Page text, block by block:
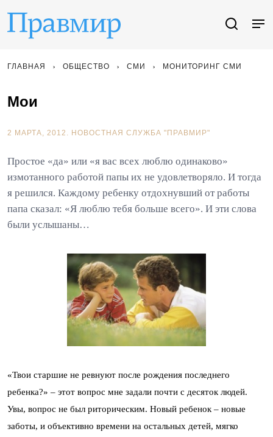
ГЛАВНАЯ ОБЩЕСТВО СМИ МОНИТОРИНГ СМИ
Мои
2 МАРТА, 2012. НОВОСТНАЯ СЛУЖБА "ПРАВМИР"
Простое «да» или «я вас всех люблю одинаково»
измотанного работой папы их не удовлетворяло. И тогда
я решился. Каждому ребенку отдохнувший от работы
папа сказал: «Я люблю тебя больше всего». И эти слова
были услышаны…
«Твои старшие не ревнуют после рождения последнего
ребенка?» – этот вопрос мне задали почти с десяток людей.
Увы, вопрос не был риторическим. Новый ребенок – новые
заботы, и объективно времени на остальных детей, мягко